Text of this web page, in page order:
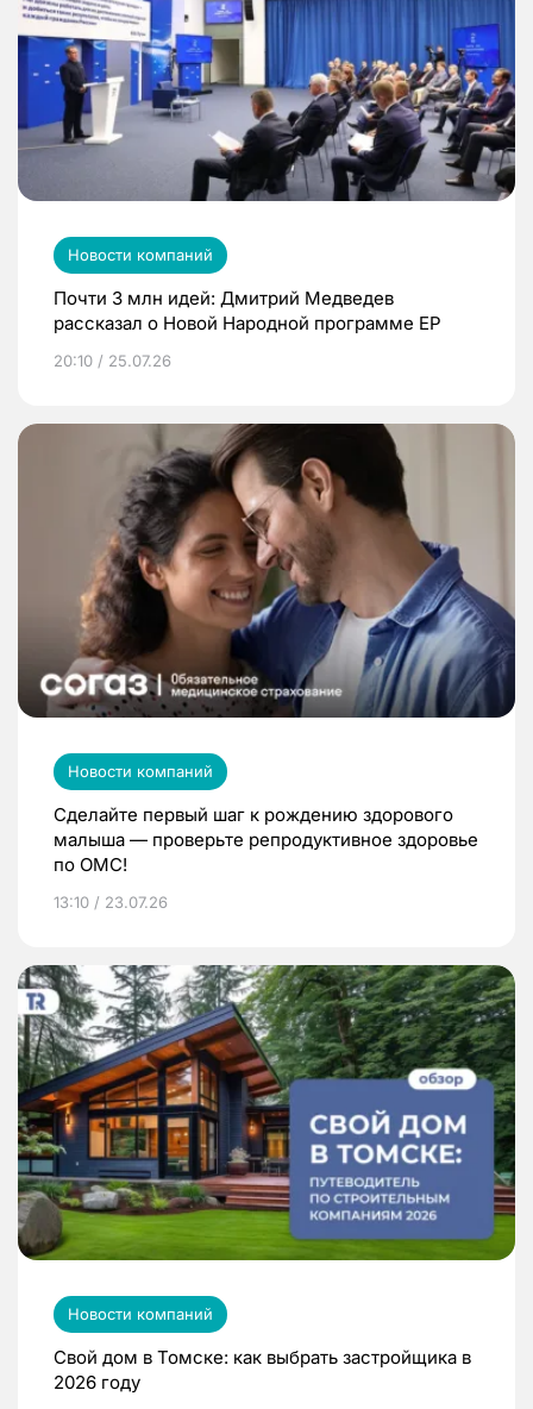
Новости компаний
Почти 3 млн идей: Дмитрий Медведев
рассказал о Новой Народной программе ЕР
20:10 / 25.07.26
Новости компаний
Сделайте первый шаг к рождению здорового
малыша — проверьте репродуктивное здоровье
по ОМС!
13:10 / 23.07.26
Новости компаний
Свой дом в Томске: как выбрать застройщика в
2026 году